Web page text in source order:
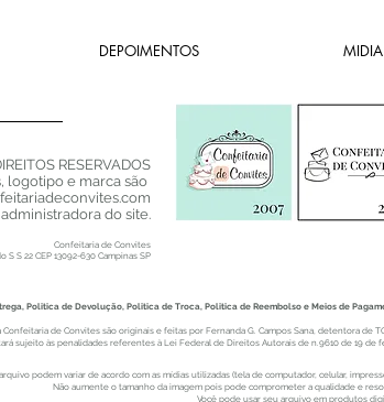
DEPOIMENTOS MIDIA
RESERVADOS
logotipo e marca são
do site.
Confeitaria de Convites
S 22 CEP 13092-630 Campinas SP
Politica de Devolução, Politica de Troca, Politica de Reembolso e Meios de
de Convites são originais e feitas por Fernanda G. Campos Sana, detentora de
sujeito às penalidades referentes à Lei Federal de Direitos Autorais de n.9610 de 19 de
podem variar de acordo com as mídias utilizadas (tela de computador, celular,
Não aumente o tamanho da imagem pois pode comprometer a qualidade e
Você pode usar seu arquivo em produtos